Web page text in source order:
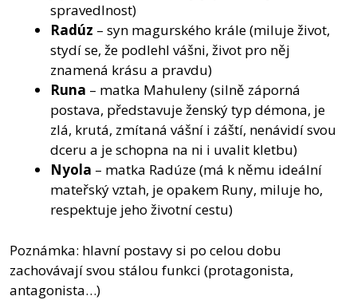
spravedlnost)
Radúz – syn magurského krále (miluje život,
stydí se, že podlehl vášni, život pro něj
znamená krásu a pravdu)
Runa – matka Mahuleny (silně záporná
postava, představuje ženský typ démona, je
zlá, krutá, zmítaná vášní i záští, nenávidí svou
dceru a je schopna na ni i uvalit kletbu)
Nyola – matka Radúze (má k němu ideální
mateřský vztah, je opakem Runy, miluje ho,
respektuje jeho životní cestu)
Poznámka: hlavní postavy si po celou dobu
zachovávají svou stálou funkci (protagonista,
antagonista…)